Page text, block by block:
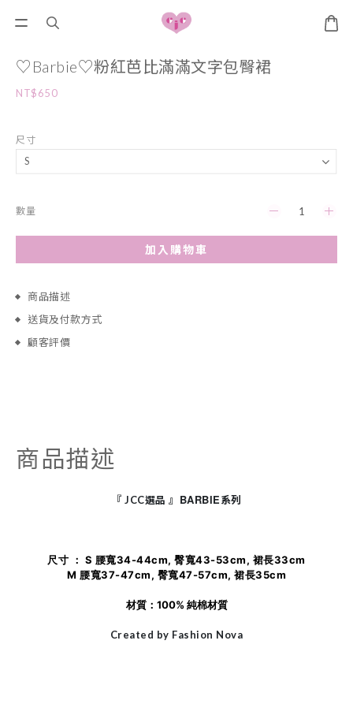
♡Barbie♡粉紅芭比滿滿文字包臀裙
NT$650
尺寸
數量
加入購物車
商品描述
送貨及付款方式
顧客評價
商品描述
『 JCC選品 』 BARBIE系列
尺寸 ： S 腰寬34-44cm, 臀寬43-53cm, 裙長33cm
M 腰寬37-47cm, 臀寬47-57cm, 裙長35cm
材質：100% 純棉材質
Created by Fashion Nova